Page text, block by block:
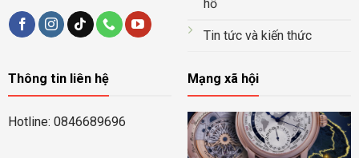
hồ
Tin tức và kiến thức
Thông tin liên hệ
Hotline: 0846689696
Mạng xã hội